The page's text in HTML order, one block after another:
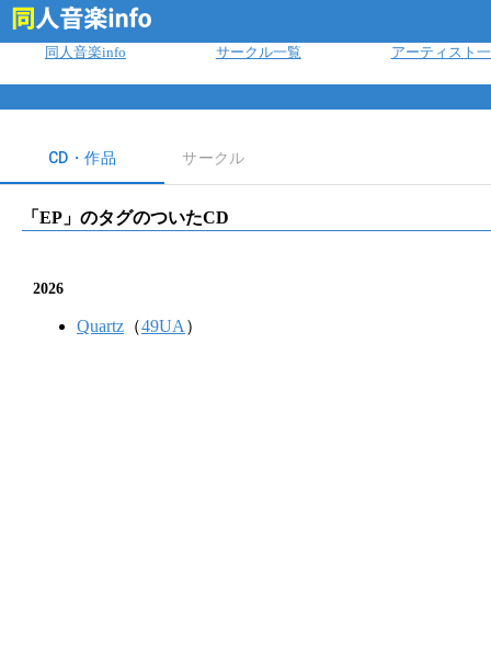
同人音楽info サークル一覧 アーティスト
CD・作品 サークル
「 EP 」のタグのついたCD
2026
Quartz （49UA ）